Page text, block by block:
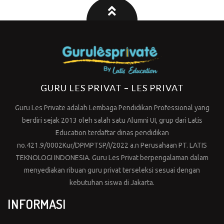
GURU LES PRIVAT – LES PRIVAT
Guru Les Private adalah Lembaga Pendidikan Professional yang
berdiri sejak 2013 oleh salah satu Alumni UI, grup dari Latis
Education terdaftar dinas pendidikan
no.421.9/0002Kur/DPMPTSP/I/2022 a.n Perusahaan PT. LATIS
TEKNOLOGI INDONESIA. Guru Les Privat berpengalaman dalam
menyediakan ribuan guru privat terseleksi sesuai dengan
kebutuhan siswa di Jakarta.
INFORMASI